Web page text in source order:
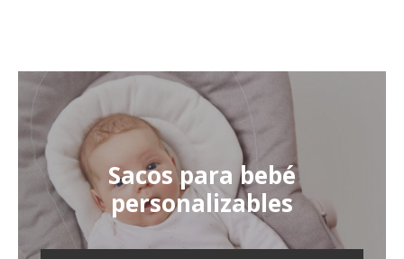
Sacos para bebé
personalizables